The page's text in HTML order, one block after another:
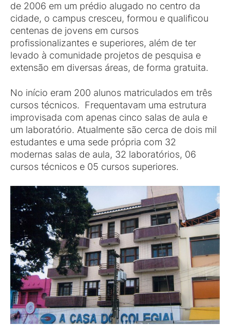
de 2006 em um prédio alugado no centro da
cidade, o campus cresceu, formou e qualificou
centenas de jovens em cursos
profissionalizantes e superiores, além de ter
levado à comunidade projetos de pesquisa e
extensão em diversas áreas, de forma gratuita.
No início eram 200 alunos matriculados em três
cursos técnicos. Frequentavam uma estrutura
improvisada com apenas cinco salas de aula e
um laboratório. Atualmente são cerca de dois mil
estudantes e uma sede própria com 32
modernas salas de aula, 32 laboratórios, 06
cursos técnicos e 05 cursos superiores.